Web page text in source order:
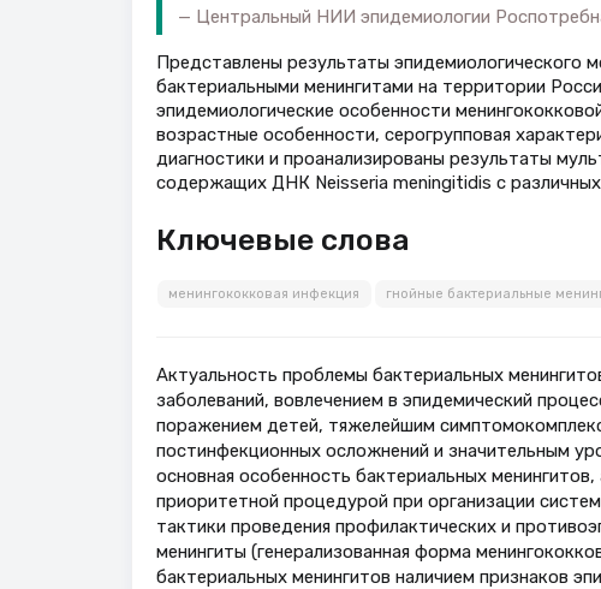
Центральный НИИ эпидемиологии
Представлены результаты эпидемиологического
бактериальными менингитами на территории
эпидемиологические особенности
возрастные особенности, серогрупповая
диагностики и проанализированы результаты
содержащих ДНК Neisseria meningitidis с
Ключевые слова
менингококковая инфекция гнойные бактериальные
Актуальность проблемы бактериальных
заболеваний, вовлечением в эпидемический
поражением детей, тяжелейшим
постинфекционных осложнений и значительным
основная особенность бактериальных
приоритетной процедурой при организации
тактики проведения профилактических и
менингиты (генерализованная форма
бактериальных менингитов наличием признаков